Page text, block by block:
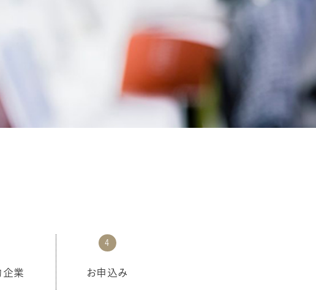
企業
4
お申込み